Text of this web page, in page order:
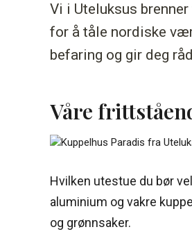
Vi i Uteluksus
for å tåle nordiske
befaring og gir deg
Våre
Hvilken utestue du bør
aluminium og vakre
og grønnsaker.